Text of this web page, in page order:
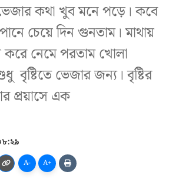
কথা খুব মনে পড়ে। কবে
চেয়ে দিন গুনতাম। মাথায়
করে নেমে পরতাম খোলা
বৃষ্টিতে ভেজার জন্য। বৃষ্টির
প্রয়াসে এক
A- A+